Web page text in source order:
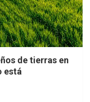
de tierras en
está